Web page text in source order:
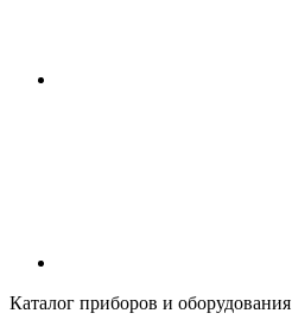
Каталог приборов и оборудования